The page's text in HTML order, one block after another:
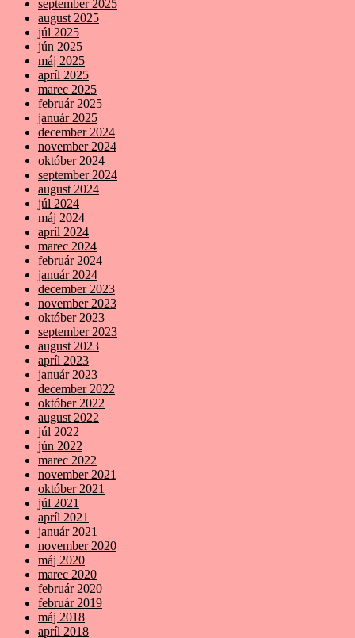
september 2025
august 2025
júl 2025
jún 2025
máj 2025
apríl 2025
marec 2025
február 2025
január 2025
december 2024
november 2024
október 2024
september 2024
august 2024
júl 2024
máj 2024
apríl 2024
marec 2024
február 2024
január 2024
december 2023
november 2023
október 2023
september 2023
august 2023
apríl 2023
január 2023
december 2022
október 2022
august 2022
júl 2022
jún 2022
marec 2022
november 2021
október 2021
júl 2021
apríl 2021
január 2021
november 2020
máj 2020
marec 2020
február 2020
február 2019
máj 2018
apríl 2018